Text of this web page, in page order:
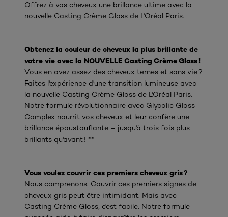
Offrez à vos cheveux une brillance ultime avec la
nouvelle Casting Crème Gloss de L'Oréal Paris.
Obtenez la couleur de cheveux la plus brillante de
votre vie avec la NOUVELLE Casting Crème Gloss !
Vous en avez assez des cheveux ternes et sans vie ?
Faites l'expérience d'une transition lumineuse avec
la nouvelle Casting Crème Gloss de L'Oréal Paris.
Notre formule révolutionnaire avec Glycolic Gloss
Complex nourrit vos cheveux et leur confère une
brillance époustouflante – jusqu'à trois fois plus
brillants qu'avant ! **
Vous voulez couvrir ces premiers cheveux gris ?
Nous comprenons. Couvrir ces premiers signes de
cheveux gris peut être intimidant. Mais avec
Casting Crème Gloss, c'est facile. Notre formule